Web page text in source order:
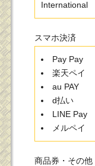
International
スマホ決済
Pay Pay
楽天ペイ
au PAY
d払い
LINE Pay
メルペイ
商品券・その他